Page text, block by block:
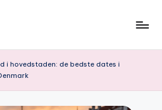
i hovedstaden: de bedste dates i